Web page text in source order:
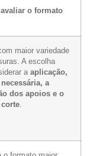
o formato
maior variedade
A escolha
a aplicação,
a
dos apoios e o
.